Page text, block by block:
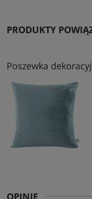
PRODUKTY
Poszewka